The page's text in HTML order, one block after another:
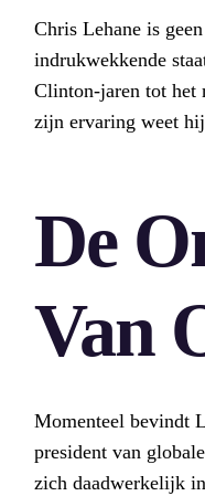
Chris Lehane is
indrukwekkende
Clinton-jaren tot het
zijn ervaring weet
De
Van
Momenteel bevindt
president van
zich daadwerkelijk